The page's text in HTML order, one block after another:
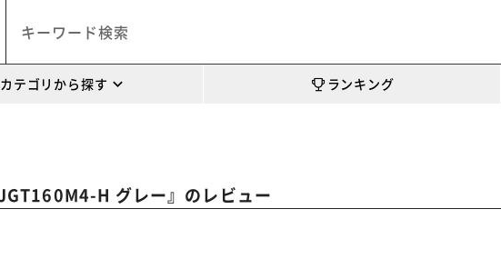
カテゴリから探す ランキング
H グレー』のレビュー